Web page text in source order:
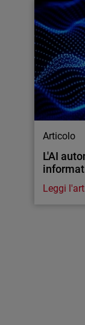
Articolo
L'AI
Leggi